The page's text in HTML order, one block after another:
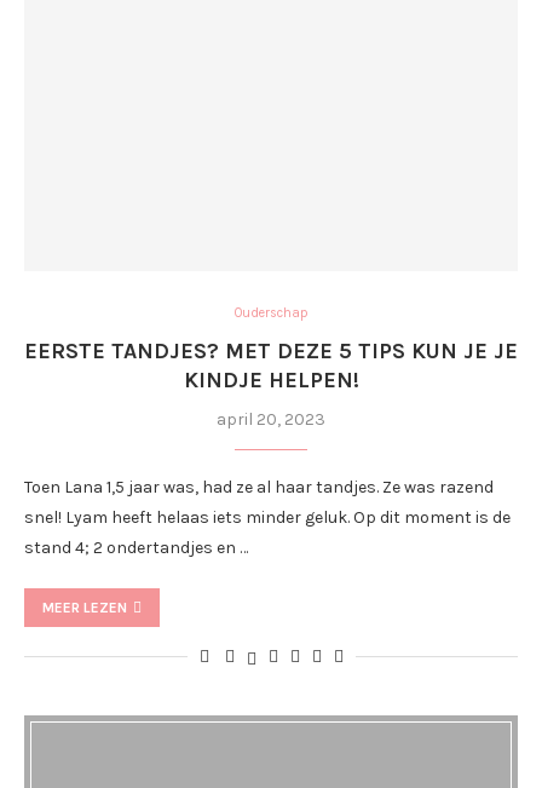
Ouderschap
EERSTE TANDJES? MET DEZE 5 TIPS KUN JE JE
KINDJE HELPEN!
april 20, 2023
Toen Lana 1,5 jaar was, had ze al haar tandjes. Ze was razend
snel! Lyam heeft helaas iets minder geluk. Op dit moment is de
stand 4; 2 ondertandjes en …
MEER LEZEN